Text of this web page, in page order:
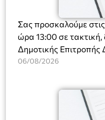
Σας προσκαλούμε
ώρα 13:00 σε τακτική,
Δημοτικής Επιτροπής
στο Δημοτικό
και λήψη
06/08/2026